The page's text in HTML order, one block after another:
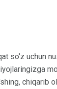
so'z uchun
chiqarib